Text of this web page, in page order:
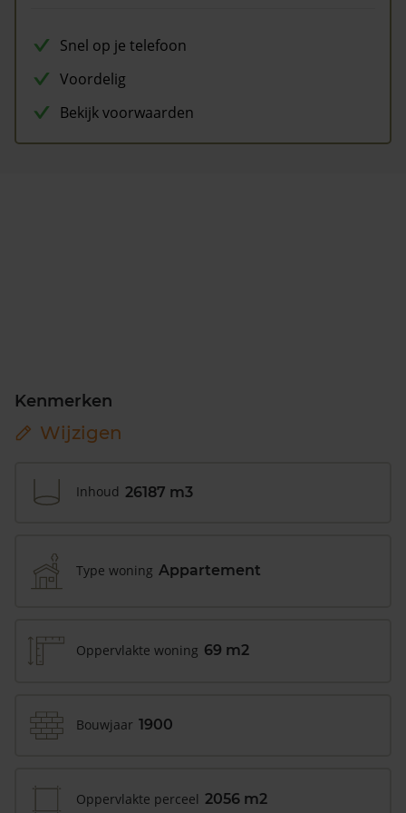
Snel op je telefoon
Voordelig
Bekijk voorwaarden
Kenmerken
Wijzigen
Inhoud 26187 m3
Type woning Appartement
Oppervlakte woning 69 m2
Bouwjaar 1900
Oppervlakte perceel 2056 m2